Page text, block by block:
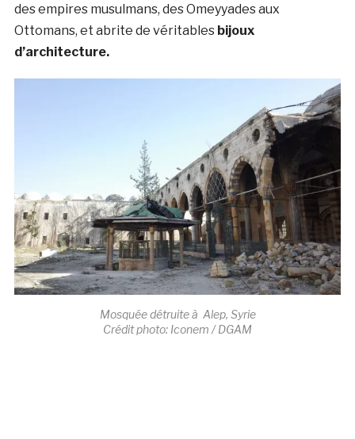
des empires musulmans, des Omeyyades aux
Ottomans, et abrite de véritablesbijoux
d’architecture.
Mosquée détruite à Alep, Syrie
Crédit photo: Iconem / DGAM